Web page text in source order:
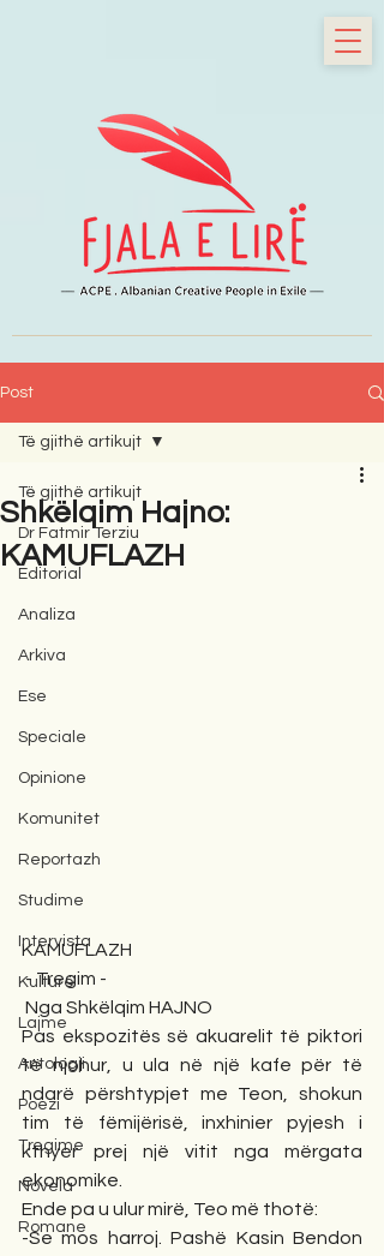
Post
Të gjithë artikujt
Dr Fatmir Terziu
Editorial
Analiza
Arkiva
Ese
Speciale
Opinione
Komunitet
Reportazh
Studime
Intervista
Kulturë
Lajme
Antologji
Poezi
Tregime
Novela
Romane
Të gjithë artikujt
Shkëlqim Hajno:
KAMUFLAZH
KAMUFLAZH
- Tregim -
Nga Shkëlqim HAJNO
Pas ekspozitës së akuarelit të piktori
të njohur, u ula në një kafe për të
ndarë përshtypjet me Teon, shokun
tim të fëmijërisë, inxhinier pyjesh i
kthyer prej një vitit nga mërgata
ekonomike.
Ende pa u ulur mirë, Teo më thotë:
-Se mos harroj. Pashë Kasin Bendon